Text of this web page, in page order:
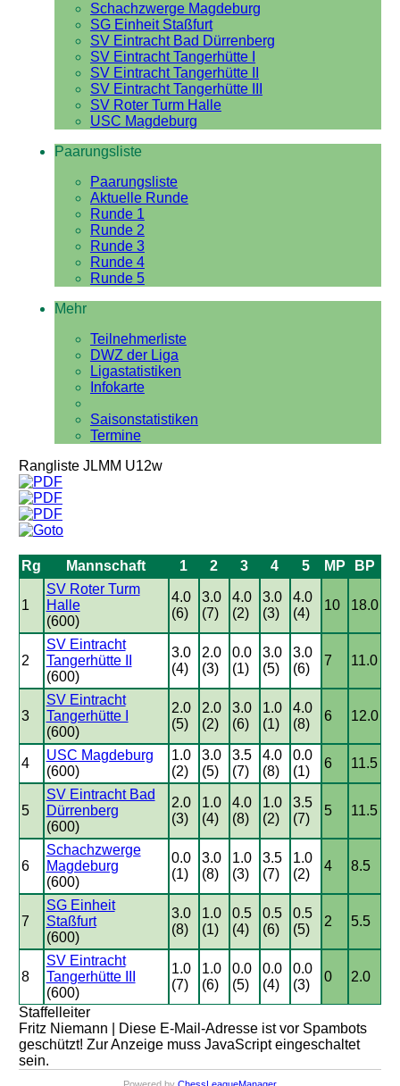
Schachzwerge Magdeburg
SG Einheit Staßfurt
SV Eintracht Bad Dürrenberg
SV Eintracht Tangerhütte I
SV Eintracht Tangerhütte II
SV Eintracht Tangerhütte III
SV Roter Turm Halle
USC Magdeburg
Paarungsliste
Paarungsliste
Aktuelle Runde
Runde 1
Runde 2
Runde 3
Runde 4
Runde 5
Mehr
Teilnehmerliste
DWZ der Liga
Ligastatistiken
Infokarte
Saisonstatistiken
Termine
Rangliste JLMM U12w
Rg Mannschaft 1 2 3 4 5 MP BP
1
SV Roter Turm
Halle
(600)
4.0
(6)
3.0
(7)
4.0
(2)
3.0
(3)
4.0
(4)
10 18.0
2
SV Eintracht
Tangerhütte II
(600)
3.0
(4)
2.0
(3)
0.0
(1)
3.0
(5)
3.0
(6)
7 11.0
3
SV Eintracht
Tangerhütte I
(600)
2.0
(5)
2.0
(2)
3.0
(6)
1.0
(1)
4.0
(8)
6 12.0
4
USC Magdeburg
(600)
1.0
(2)
3.0
(5)
3.5
(7)
4.0
(8)
0.0
(1)
6 11.5
5
SV Eintracht Bad
Dürrenberg
(600)
2.0
(3)
1.0
(4)
4.0
(8)
1.0
(2)
3.5
(7)
5 11.5
6
Schachzwerge
Magdeburg
(600)
0.0
(1)
3.0
(8)
1.0
(3)
3.5
(7)
1.0
(2)
4 8.5
7
SG Einheit
Staßfurt
(600)
3.0
(8)
1.0
(1)
0.5
(4)
0.5
(6)
0.5
(5)
2 5.5
8
SV Eintracht
Tangerhütte III
(600)
1.0
(7)
1.0
(6)
0.0
(5)
0.0
(4)
0.0
(3)
0 2.0
Staffelleiter
Fritz Niemann |
Diese E-Mail-Adresse ist vor Spambots
geschützt! Zur Anzeige muss JavaScript eingeschaltet
sein.